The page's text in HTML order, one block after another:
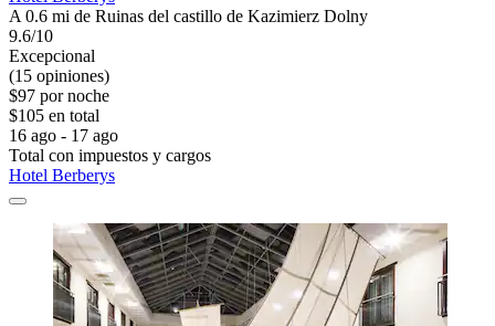
A 0.6 mi de Ruinas del castillo de Kazimierz Dolny
9.6/10
Excepcional
(15 opiniones)
$97 por noche
$105 en total
16 ago - 17 ago
Total con impuestos y cargos
Hotel Berberys